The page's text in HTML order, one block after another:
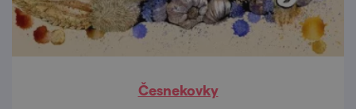
Česnekovky